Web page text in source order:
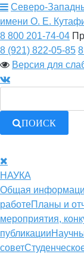
Северо-
имени О. Е.
8 800 201-74-04
8 (921) 822-05-85
Версия для
ПОИСК
НАУКА
Общая
работеПланы и
мероприятия,
публикации
совет